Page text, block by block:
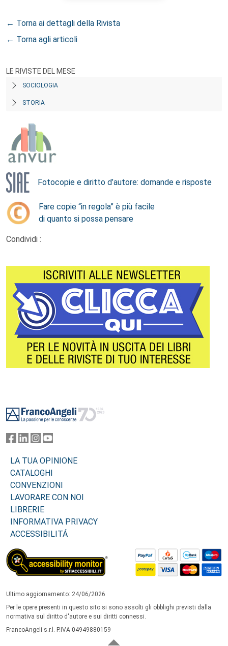
← Torna ai dettagli della Rivista
← Torna agli articoli
LE RIVISTE DEL MESE
SOCIOLOGIA
STORIA
Fotocopie e diritto d’autore: domande e risposte
Fare copie “in regola” è più facile
di quanto si possa pensare
Condividi :
LA TUA OPINIONE
CATALOGHI
CONVENZIONI
LAVORARE CON NOI
LIBRERIE
INFORMATIVA PRIVACY
ACCESSIBILITÁ
Ultimo aggiornamento: 24/06/2026
Per le opere presenti in questo sito si sono assolti gli obblighi previsti dalla
normativa sul diritto d'autore e sui diritti connessi.
FrancoAngeli s.r.l. P.IVA 04949880159